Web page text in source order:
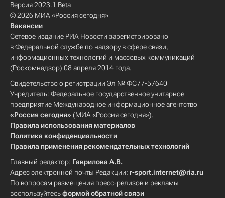
Версия 2023.1 Beta
© 2026 МИА «Россия сегодня»
Вакансии
Сетевое издание РИА Новости зарегистрировано
в Федеральной службе по надзору в сфере связи,
информационных технологий и массовых коммуникаций
(Роскомнадзор) 08 апреля 2014 года.
Свидетельство о регистрации Эл № ФС77-57640
Учредитель: Федеральное государственное унитарное
предприятие Международное информационное агентство
«Россия сегодня» (МИА «Россия сегодня»).
Правила использования материалов
Политика конфиденциальности
Правила применения рекомендательных технологий
Главный редактор: Гаврилова А.В.
Адрес электронной почты Редакции: r-sport.internet@ria.ru
По вопросам размещения пресс-релизов и рекламы
воспользуйтесьформой обратной связи